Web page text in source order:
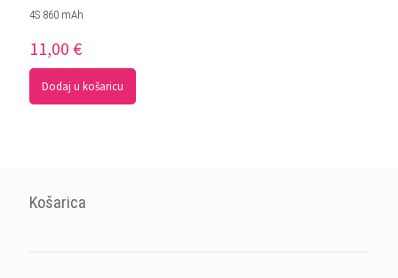
4S 860 mAh
11,00 €
Dodaj u košaricu
Košarica